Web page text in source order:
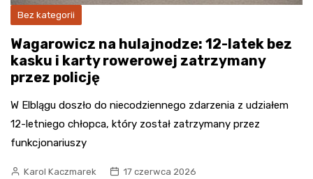
Bez kategorii
Wagarowicz na hulajnodze: 12-latek bez
kasku i karty rowerowej zatrzymany
przez policję
W Elblągu doszło do niecodziennego zdarzenia z udziałem
12-letniego chłopca, który został zatrzymany przez
funkcjonariuszy
Karol Kaczmarek 17 czerwca 2026